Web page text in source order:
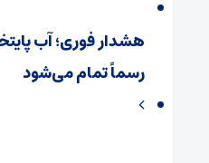
هشدار فوری؛ آب
رسماً تمام می‌شود